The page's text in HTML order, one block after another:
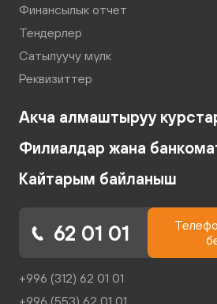
Финансылык отчет
Тендерлер
Сатылуучу мүлк
Реквизиттер
Акча алмаштыруу
Филиалдар жана
Кайтарым байланыш
62 01 01
+996 (312) 62 01 01
+996 (553) 62 01 01